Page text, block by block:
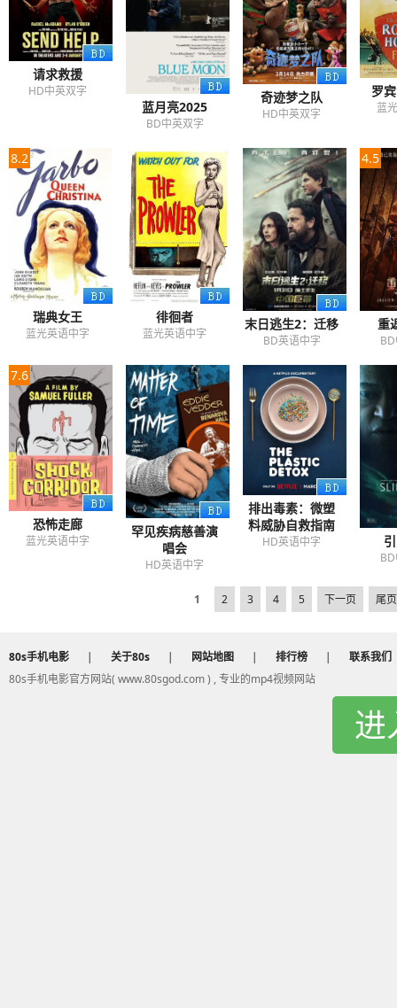
请求救援
HD中英双字
蓝月亮2025
BD中英双字
奇迹梦之队
HD中英双字
罗
蓝
8.2
瑞典女王
蓝光英语中字
徘徊者
蓝光英语中字
末日逃生2：迁移
BD英语中字
4.5
重
7.6
恐怖走廊
蓝光英语中字
罕见疾病慈善演
唱会
HD英语中字
排出毒素：微塑
料威胁自救指南
HD英语中字
1 2 3 4 5 下一页 尾页
80s手机电影 | 关于80s | 网站地图 | 排行榜 |
联系我们
80s手机电影官方网站( www.80sgod.com ) , 专业的mp4视频网站
进